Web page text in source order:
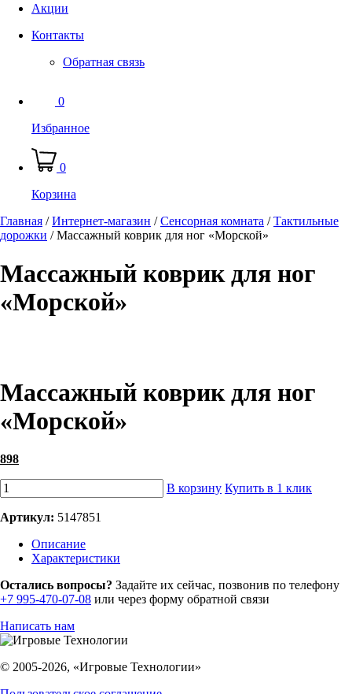
Акции
Контакты
Обратная связь
0
Избранное
0
Корзина
Главная /Интернет-магазин /Сенсорная комната /Тактильные
дорожки /Массажный коврик для ног «Морской»
Массажный коврик для ног
«Морской»
Массажный коврик для ног
«Морской»
898
В корзину Купить в 1 клик
Артикул: 5147851
Описание
Характеристики
Остались вопросы? Задайте их сейчас, позвонив по телефону
+7 995-470-07-08 или через форму обратной связи
Написать нам
© 2005-2026, «Игровые Технологии»